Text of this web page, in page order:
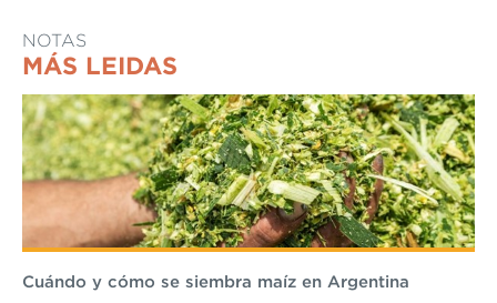
NOTAS
MÁS LEIDAS
Cuándo y cómo se siembra maíz en Argentina